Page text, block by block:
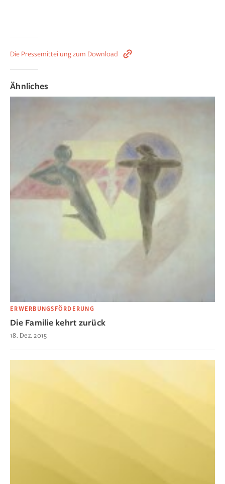
Die Pressemitteilung zum Download
Ähnliches
ERWERBUNGSFÖRDERUNG
Die Familie kehrt zurück
18. Dez. 2015